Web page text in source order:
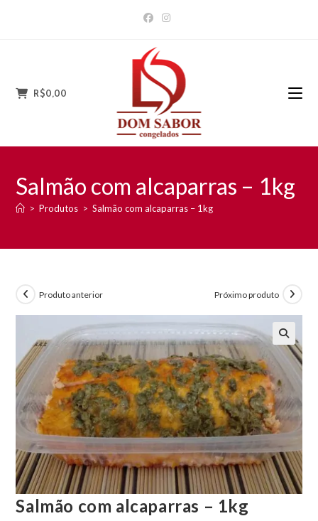
R$0,00
Salmão com alcaparras – 1kg
> Produtos > Salmão com alcaparras – 1kg
Produto anterior Próximo produto
Salmão com alcaparras – 1kg